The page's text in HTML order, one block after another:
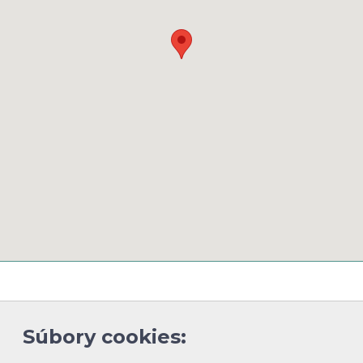
Súbory cookies: